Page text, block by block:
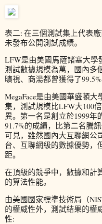
表二: 在三個測試集上代表
未發布公開測試成績。
LFW是由美國馬薩諸塞大學
測試數據規模為萬，國內多
曠視、商湯都曾獲得了99.5%
MegaFace是由美國華盛頓
集，測試規模比LFW大100
異。第一名是創立於1999年
91.7%的成績，比第二名騰
可見，雖然國內大互聯網公
台、互聯網級的數據優勢，
距。
在頂級的競爭中，數據和計
的算法性能。
由美國國家標準技術局（
的權威性外，測試結果的權
性: